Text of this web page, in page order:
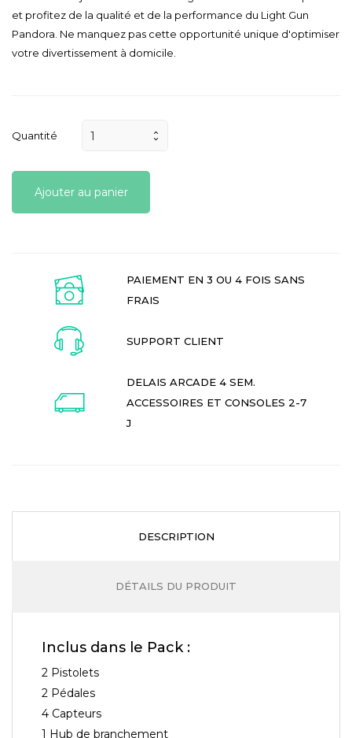
et profitez de la qualité et de la performance du Light Gun
Pandora. Ne manquez pas cette opportunité unique d'optimiser
votre divertissement à domicile.
Quantité
Ajouter au panier
PAIEMENT EN 3 OU 4 FOIS SANS
FRAIS
SUPPORT CLIENT
DELAIS ARCADE 4 SEM.
ACCESSOIRES ET CONSOLES 2-7
J
DESCRIPTION
DÉTAILS DU PRODUIT
Inclus dans le Pack :
2 Pistolets
2 Pédales
4 Capteurs
1 Hub de branchement